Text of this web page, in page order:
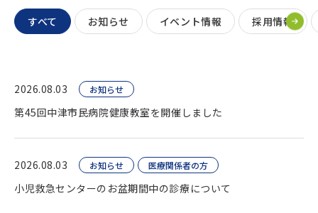
すべて お知らせ イベント情報 採用情報
2026.08.03 お知らせ
第45回中津市民病院健康教室を開催しました
2026.08.03 お知らせ 医療関係者の方
小児救急センターのお盆期間中の診療について